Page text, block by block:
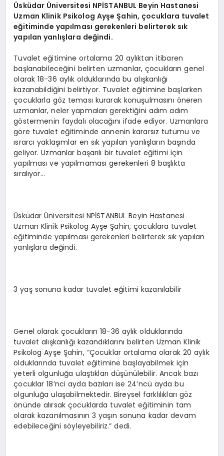
Üsküdar Üniversitesi NPİSTANBUL Beyin Hastanesi
Uzman Klinik Psikolog Ayşe Şahin, çocuklara tuvalet
eğitiminde yapılması gerekenleri belirterek sık
yapılan yanlışlara değindi.
Tuvalet eğitimine ortalama 20 aylıktan itibaren
başlanabileceğini belirten uzmanlar, çocukların genel
olarak 18-36 aylık olduklarında bu alışkanlığı
kazanabildiğini belirtiyor. Tuvalet eğitimine başlarken
çocuklarla göz teması kurarak konuşulmasını öneren
uzmanlar, neler yapmaları gerektiğini adım adım
göstermenin faydalı olacağını ifade ediyor. Uzmanlara
göre tuvalet eğitiminde annenin kararsız tutumu ve
ısrarcı yaklaşımlar en sık yapılan yanlışların başında
geliyor. Uzmanlar başarılı bir tuvalet eğitimi için
yapılması ve yapılmaması gerekenleri 8 başlıkta
sıralıyor…
Üsküdar Üniversitesi NPİSTANBUL Beyin Hastanesi
Uzman Klinik Psikolog Ayşe Şahin, çocuklara tuvalet
eğitiminde yapılması gerekenleri belirterek sık yapılan
yanlışlara değindi.
3 yaş sonuna kadar tuvalet eğitimi kazanılabilir
Genel olarak çocukların 18-36 aylık olduklarında
tuvalet alışkanlığı kazandıklarını belirten Uzman Klinik
Psikolog Ayşe Şahin, “Çocuklar ortalama olarak 20 aylık
olduklarında tuvalet eğitimine başlayabilmek için
yeterli olgunluğa ulaştıkları düşünülebilir. Ancak bazı
çocuklar 18’nci ayda bazıları ise 24’ncü ayda bu
olgunluğa ulaşabilmektedir. Bireysel farklılıkları göz
önünde alırsak çocuklarda tuvalet eğitiminin tam
olarak kazanılmasının 3 yaşın sonuna kadar devam
edebileceğini söyleyebiliriz.” dedi.